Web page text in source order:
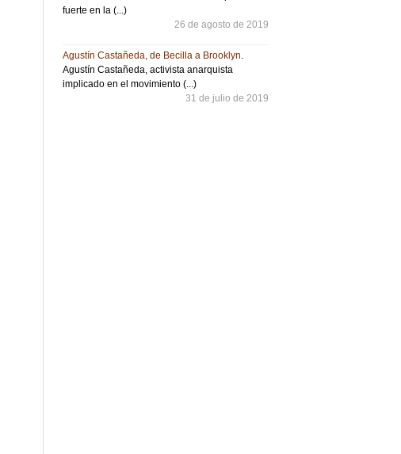
fuerte en la (...)
26 de agosto de 2019
Agustín Castañeda, de Becilla a Brooklyn
Agustín Castañeda, activista anarquista
implicado en el movimiento (...)
31 de julio de 2019